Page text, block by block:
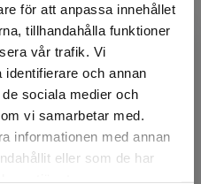
för att anpassa innehållet
tillhandahålla funktioner
vår trafik. Vi
och annan
sociala medier och
vi samarbetar med.
informationen med annan
eller som de har
född 1974, läkare